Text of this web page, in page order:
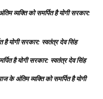
व्यक्ति को समर्पित है योगी सरकार:
है योगी सरकार: स्वतंत्र देव सिंह
है योगी सरकार: स्वतंत्र देव सिंह
के अंतिम व्यक्ति को समर्पित है योगी